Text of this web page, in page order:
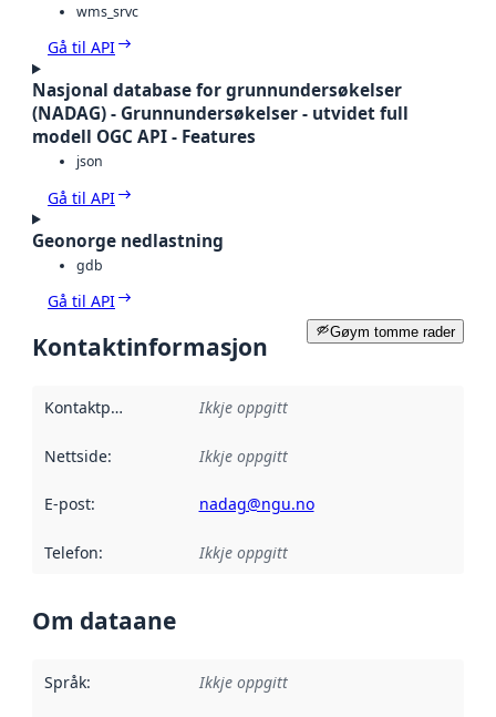
wms_srvc
Gå til API
Nasjonal database for grunnundersøkelser
(NADAG) - Grunnundersøkelser - utvidet full
modell OGC API - Features
json
Gå til API
Geonorge nedlastning
gdb
Gå til API
Gøym tomme rader
Kontaktinformasjon
Kontaktpunkt Ikkje oppgitt
Nettside: Ikkje oppgitt
E-post: nadag@ngu.no
Telefon: Ikkje oppgitt
Om dataane
Språk: Ikkje oppgitt